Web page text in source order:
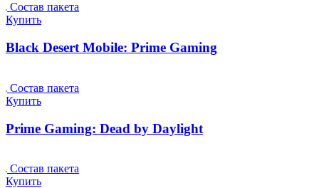
Состав пакета
Купить
Black Desert Mobile: Prime Gaming
Состав пакета
Купить
Prime Gaming: Dead by Daylight
Состав пакета
Купить